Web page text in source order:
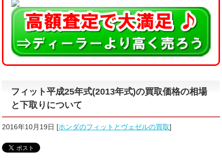
フィット平成25年式(2013年式)の買取価格の相場
と下取りについて
2016年10月19日 [ホンダのフィットとヴェゼルの買取]